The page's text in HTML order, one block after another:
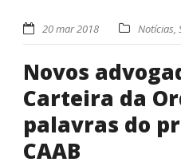
20 mar 2018 Notícias,
Novos
Carteira da
palavras do
CAAB